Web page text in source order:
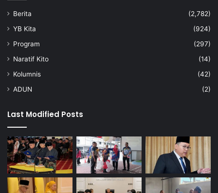
Berita
(2,782)
YB Kita
(924)
Program
(297)
Naratif Kito
(14)
Kolumnis
(42)
ADUN
(2)
Last Modified Posts